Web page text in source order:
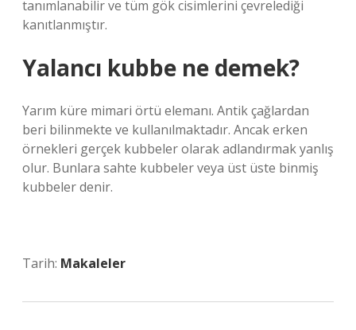
tanımlanabilir ve tüm gök cisimlerini çevrelediği
kanıtlanmıştır.
Yalancı kubbe ne demek?
Yarım küre mimari örtü elemanı. Antik çağlardan
beri bilinmekte ve kullanılmaktadır. Ancak erken
örnekleri gerçek kubbeler olarak adlandırmak yanlış
olur. Bunlara sahte kubbeler veya üst üste binmiş
kubbeler denir.
Tarih: Makaleler